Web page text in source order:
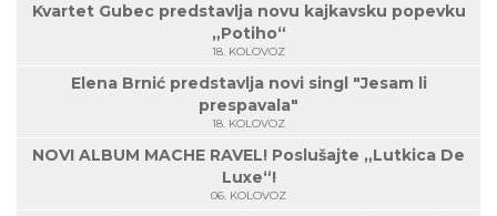
Kvartet Gubec predstavlja novu kajkavsku popevku
„Potiho“
18. KOLOVOZ
Elena Brnić predstavlja novi singl "Jesam li
prespavala"
18. KOLOVOZ
NOVI ALBUM MACHE RAVEL! Poslušajte „Lutkica De
Luxe“!
06. KOLOVOZ